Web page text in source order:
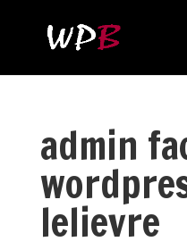
admin
lelievre